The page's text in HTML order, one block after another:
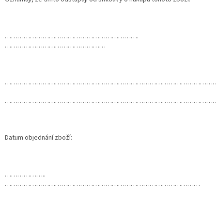
……………………………………………………….
…………………………………………
Datum objednání zboží:
………………..
…………………………………………………………………………………